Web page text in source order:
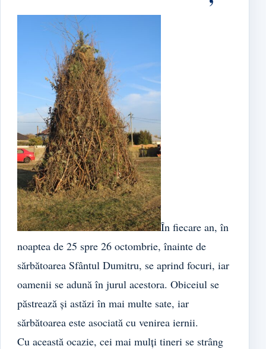
În fiecare an, în
noaptea de 25 spre 26 octombrie, înainte de
sărbătoarea Sfântul Dumitru, se aprind focuri, iar
oamenii se adună în jurul acestora. Obiceiul se
păstrează și astăzi în mai multe sate, iar
sărbătoarea este asociată cu venirea iernii.
Cu această ocazie, cei mai mulți tineri se strâng